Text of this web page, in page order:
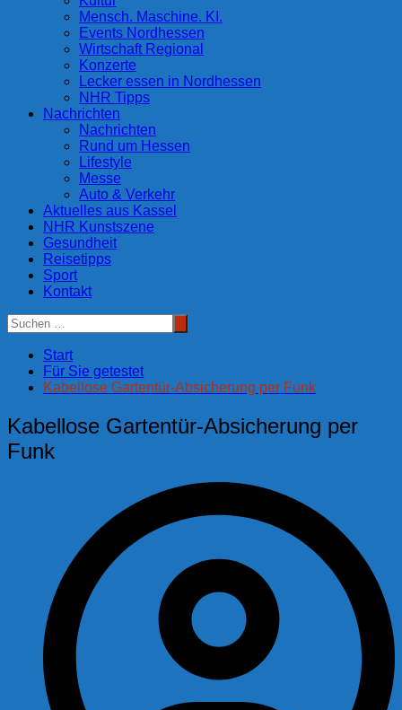
Mensch. Maschine. KI.
Events Nordhessen
Wirtschaft Regional
Konzerte
Lecker essen in Nordhessen
NHR Tipps
Nachrichten
Nachrichten
Rund um Hessen
Lifestyle
Messe
Auto & Verkehr
Aktuelles aus Kassel
NHR Kunstszene
Gesundheit
Reisetipps
Sport
Kontakt
Start
Für Sie getestet
Kabellose Gartentür-Absicherung per Funk
Kabellose Gartentür-Absicherung per
Funk